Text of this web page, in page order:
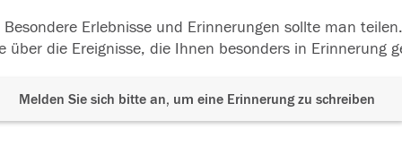
Besondere Erlebnisse und Erinnerungen sollte man teilen.
über die Ereignisse, die Ihnen besonders in Erinnerung
Melden Sie sich bitte an, um eine Erinnerung zu schreiben